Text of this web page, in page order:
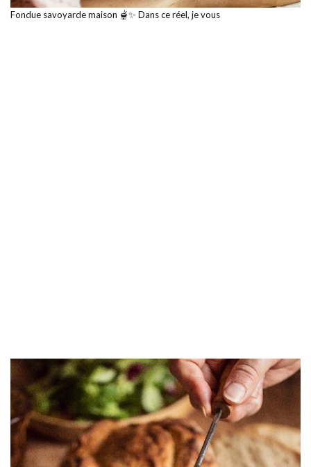
Fondue savoyarde maison 🫕✨ Dans ce réel, je vous